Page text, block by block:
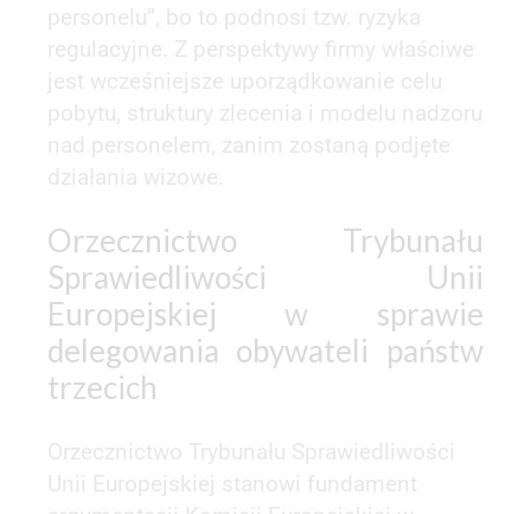
personelu”, bo to podnosi tzw. ryzyka
regulacyjne. Z perspektywy firmy właściwe
jest wcześniejsze uporządkowanie celu
pobytu, struktury zlecenia i modelu nadzoru
nad personelem, zanim zostaną podjęte
działania wizowe.
Orzecznictwo Trybunału
Sprawiedliwości Unii
Europejskiej w sprawie
delegowania obywateli państw
trzecich
Orzecznictwo Trybunału Sprawiedliwości
Unii Europejskiej stanowi fundament